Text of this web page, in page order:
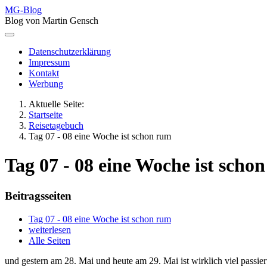
MG-Blog
Blog von Martin Gensch
Datenschutzerklärung
Impressum
Kontakt
Werbung
Aktuelle Seite:
Startseite
Reisetagebuch
Tag 07 - 08 eine Woche ist schon rum
Tag 07 - 08 eine Woche ist
Beitragsseiten
Tag 07 - 08 eine Woche ist schon rum
weiterlesen
Alle Seiten
und gestern am 28. Mai und heute am 29. Mai ist wirklich viel